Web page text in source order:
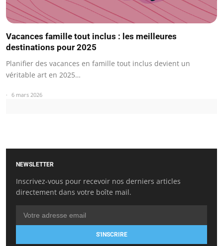
Vacances famille tout inclus : les meilleures
destinations pour 2025
Planifier des vacances en famille tout inclus devient un
véritable art en 2025…
6 mars 2026
NEWSLETTER
Inscrivez-vous pour recevoir nos derniers articles
directement dans votre boîte mail.
S'INSCRIRE